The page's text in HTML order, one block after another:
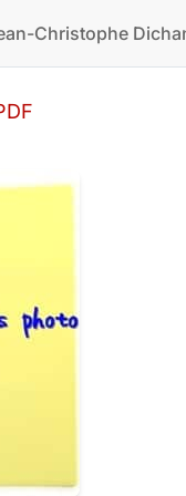
Christophe